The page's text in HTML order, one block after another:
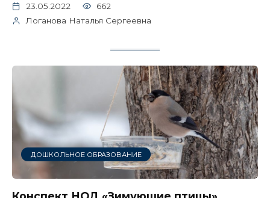
23.05.2022
662
Логанова Наталья Сергеевна
ДОШКОЛЬНОЕ ОБРАЗОВАНИЕ